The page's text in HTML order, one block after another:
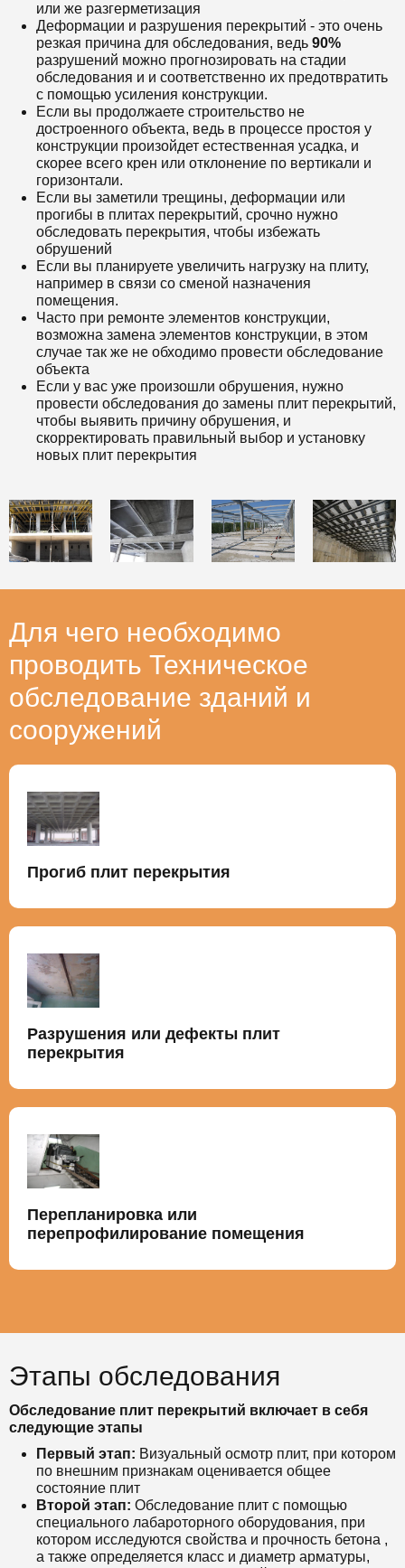
или же разгерметизация
Деформации и разрушения перекрытий - это очень
резкая причина для обследования, ведь 90%
разрушений можно прогнозировать на стадии
обследования и и соответственно их предотвратить
с помощью усиления конструкции.
Если вы продолжаете строительство не
достроенного объекта, ведь в процессе простоя у
конструкции произойдет естественная усадка, и
скорее всего крен или отклонение по вертикали и
горизонтали.
Если вы заметили трещины, деформации или
прогибы в плитах перекрытий, срочно нужно
обследовать перекрытия, чтобы избежать
обрушений
Если вы планируете увеличить нагрузку на плиту,
например в связи со сменой назначения
помещения.
Часто при ремонте элементов конструкции,
возможна замена элементов конструкции, в этом
случае так же не обходимо провести обследование
объекта
Если у вас уже произошли обрушения, нужно
провести обследования до замены плит перекрытий,
чтобы выявить причину обрушения, и
скорректировать правильный выбор и установку
новых плит перекрытия
Для чего необходимо
проводить Техническое
обследование зданий и
сооружений
Прогиб плит перекрытия
Разрушения или дефекты плит
перекрытия
Перепланировка или
перепрофилирование помещения
Этапы обследования
Обследование плит перекрытий включает в себя
следующие этапы
Первый этап: Визуальный осмотр плит, при котором
по внешним признакам оценивается общее
состояние плит
Второй этап: Обследование плит с помощью
специального лабароторного оборудования, при
котором исследуются свойства и прочность бетона ,
а также определяется класс и диаметр арматуры,